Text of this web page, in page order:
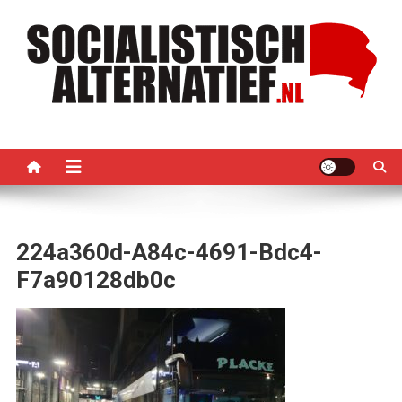
224a360d-A84c-4691-Bdc4-
F7a90128db0c